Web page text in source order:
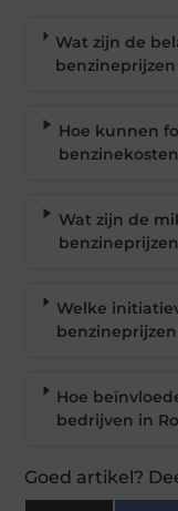
Wat zijn de
Hoe kunnen
Wat zijn de
Welke
Hoe
bedrijven in
Goed artikel?